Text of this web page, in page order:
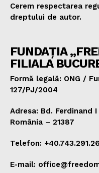
Cerem respectarea
dreptului de autor.
FUNDAȚIA
FILIALA
Formă legală: ONG /
127/PJ/2004
Adresa: Bd. Ferdinand
România – 21387
Telefon:
E-mail: